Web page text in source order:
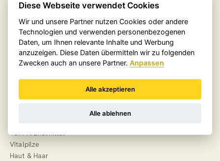
Shop
Vitalpilze
Bücher
TCM-Arzneimittel
Vitalpilze
Haut & Haar
Diese Webseite verwendet Cookies
Wir und unsere Partner nutzen Cookies oder andere
Technologien und verwenden personenbezogenen
Daten, um Ihnen relevante Inhalte und Werbung
anzuzeigen. Diese Daten übermitteln wir zu folgenden
Zwecken auch an unsere Partner.Anpassen
Alle akzeptieren
Alle ablehnen